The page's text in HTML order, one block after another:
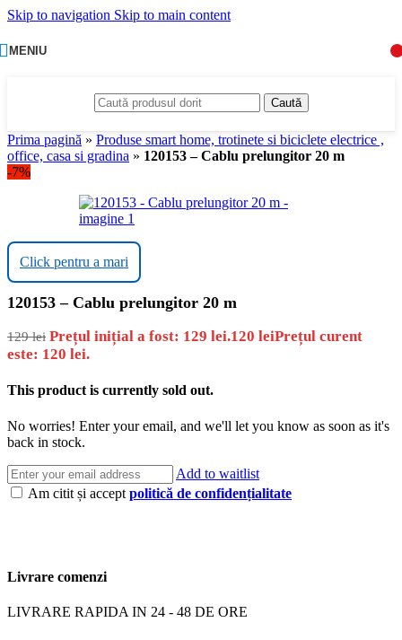
Skip to navigation Skip to main content
MENIU
Caută
Prima pagină » Produse smart home, trotinete si biciclete electrice ,
office, casa si gradina » 120153 – Cablu prelungitor 20 m
-7%
Click pentru a mari
120153 – Cablu prelungitor 20 m
129lei Prețul inițial a fost: 129 lei.120 leiPrețul curent
este: 120 lei.
This product is currently sold out.
No worries! Enter your email, and we'll let you know as soon as it's
back in stock.
Add to waitlist
Am citit și accept politică de confidențialitate
Livrare comenzi
LIVRARE RAPIDA IN 24 - 48 DE ORE